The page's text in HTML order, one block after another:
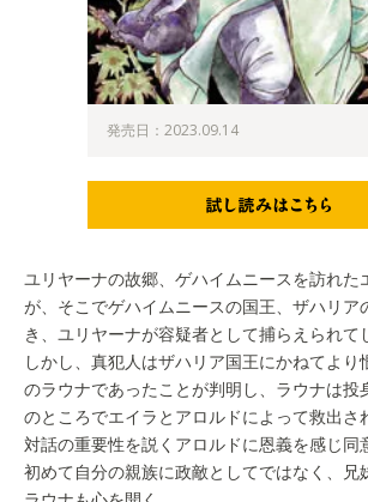
発売日：2023.09.14
ユリヤーナの故郷、ゲハイムニースを訪れた
が、そこでゲハイムニースの国王、ザハリア
き、ユリヤーナが容疑者として捕らえられて
しかし、真犯人はザハリア国王にかねてより
のラウナであったことが判明し、ラウナは投
のところでエイラとアロルドによって救出さ
対話の重要性を説くアロルドに恩義を感じ同
初めて自分の親族に政敵としてではなく、兄